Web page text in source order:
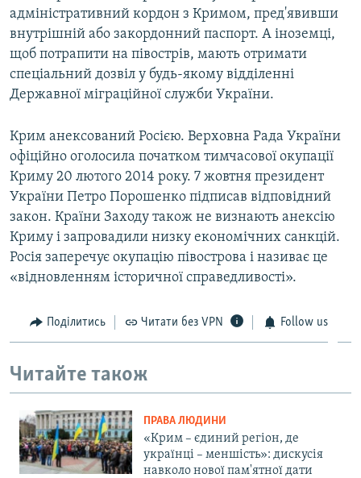
адміністративний кордон з Кримом, пред'явивши
внутрішній або закордонний паспорт. А іноземці,
щоб потрапити на півострів, мають отримати
спеціальний дозвіл у будь-якому відділенні
Державної міграційної служби України.
Крим анексований Росією. Верховна Рада України
офіційно оголосила початком тимчасової окупації
Криму 20 лютого 2014 року. 7 жовтня президент
України Петро Порошенко підписав відповідний
закон. Країни Заходу також не визнають анексію
Криму і запровадили низку економічних санкцій.
Росія заперечує окупацію півострова і називає це
«відновленням історичної справедливості».
Поділитись Читати без VPN Follow us
Читайте також
ПРАВА ЛЮДИНИ
«Крим – єдиний регіон, де
українці – меншість»: дискусія
навколо нової пам'ятної дати